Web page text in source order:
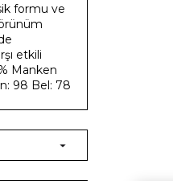
formu ve
etkili
Manken
98 Bel: 78